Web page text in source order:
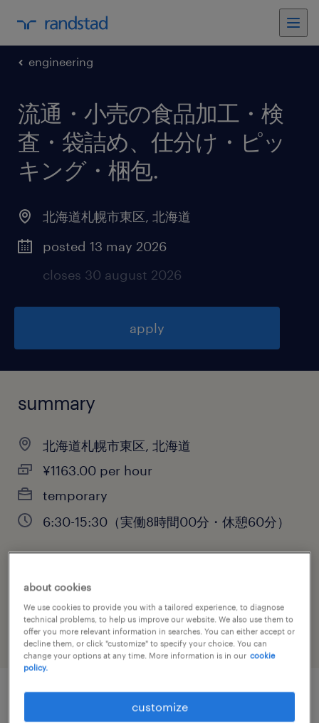
engineering
流通・小売の食品加工・検
査・袋詰め、仕分け・ピッ
キング・梱包.
北海道札幌市東区, 北海道
posted 13 may 2026
closes 30 august 2026
apply
summary
北海道札幌市東区, 北海道
¥1163.00 per hour
temporary
6:30-15:30（実働8時間00分・休憩60分）
job category
engineering
about cookies
We use cookies to provide you with a tailored experience, to diagnose
technical problems, to help us improve our website. We also use them to
offer you more relevant information in searches. You can either accept or
decline them, or click "customize" to specify your choice. You can
change your options at any time. More information is in our cookie
policy.
customize